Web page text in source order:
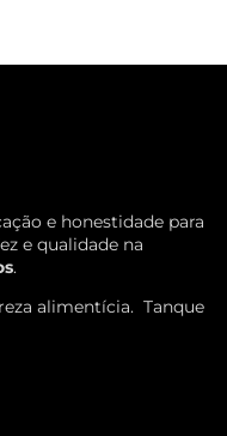
e honestidade para
e qualidade na
.
alimentícia. Tanque